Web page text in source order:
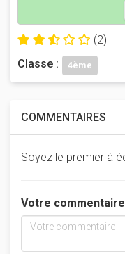
(2)
Classe :
4ème
COMMENTAIRES
Soyez le premier à
Votre commentaire